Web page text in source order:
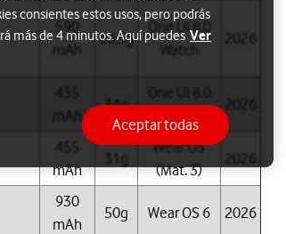
590
mAh
60,5g
One UI 8.0
Watch
2026
mAh
34g
Watch
455
mAh
31g
Wear OS
(Mat. 3)
2026
930
mAh
50g Wear OS 6 2026
consientes estos usos, pero podrás
más de 4 minutos. Aquí puedes Ver
Aceptar todas